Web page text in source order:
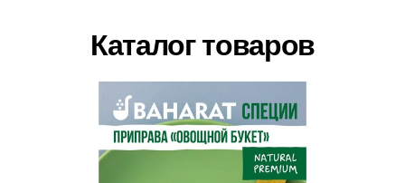
Каталог товаров